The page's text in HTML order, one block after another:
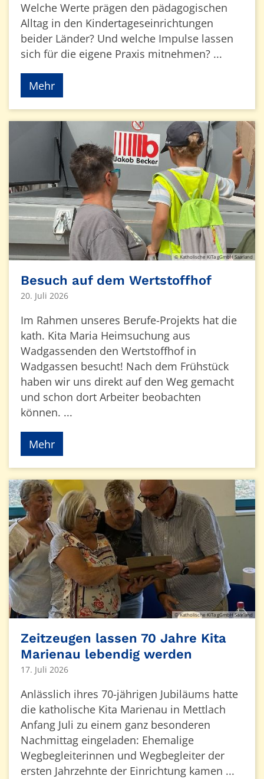
Welche Werte prägen den pädagogischen
Alltag in den Kindertageseinrichtungen
beider Länder? Und welche Impulse lassen
sich für die eigene Praxis mitnehmen? ...
Mehr
© Katholische KiTa gGmbH Saarland
Besuch auf dem Wertstoffhof
20. Juli 2026
Im Rahmen unseres Berufe-Projekts hat die
kath. Kita Maria Heimsuchung aus
Wadgassenden den Wertstoffhof in
Wadgassen besucht! Nach dem Frühstück
haben wir uns direkt auf den Weg gemacht
und schon dort Arbeiter beobachten
können. ...
Mehr
© Katholische KiTa gGmbH Saarland
Zeitzeugen lassen 70 Jahre Kita
Marienau lebendig werden
17. Juli 2026
Anlässlich ihres 70-jährigen Jubiläums hatte
die katholische Kita Marienau in Mettlach
Anfang Juli zu einem ganz besonderen
Nachmittag eingeladen: Ehemalige
Wegbegleiterinnen und Wegbegleiter der
ersten Jahrzehnte der Einrichtung kamen ...